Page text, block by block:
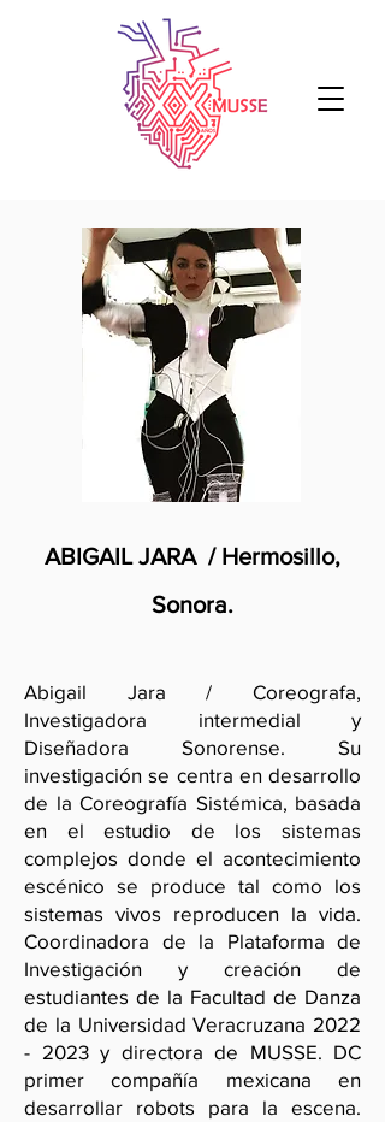
ABIGAIL JARA / Hermosillo,
Sonora.
Abigail Jara / Coreografa,
Investigadora intermedial y
Diseñadora Sonorense. Su
investigación se centra en desarrollo
de la Coreografía Sistémica, basada
en el estudio de los sistemas
complejos donde el acontecimiento
escénico se produce tal como los
sistemas vivos reproducen la vida.
Coordinadora de la Plataforma de
Investigación y creación de
estudiantes de la Facultad de Danza
de la Universidad Veracruzana 2022
- 2023y directora de MUSSE. DC
primer compañía mexicana en
desarrollar robots para la escena.